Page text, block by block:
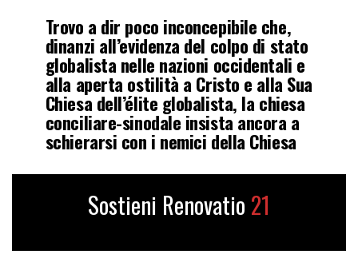
Trovo a dir poco inconcepibile che,
dinanzi all’evidenza del colpo di stato
globalista nelle nazioni occidentali e
alla aperta ostilità a Cristo e alla Sua
Chiesa dell’élite globalista, la chiesa
conciliare-sinodale insista ancora a
schierarsi con i nemici della Chiesa
pic.twitter.com/dX03GnWp0S
— Arcivescovo Carlo Maria Viganò
Sostieni Renovatio 21